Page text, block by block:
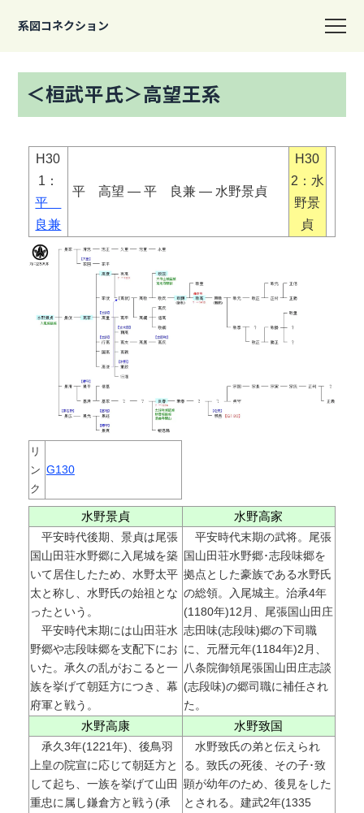
系図コネクション
＜桓武平氏＞高望王系
H30
1：
平
良兼
平 高望 ― 平 良兼 ― 水野景貞
H30
2：水
野景
貞
リ
ン
ク
G130
水野景貞
水野高家
平安時代後期、景貞は尾張
国山田荘水野郷に入尾城を築
いて居住したため、水野太平
太と称し、水野氏の始祖とな
ったという。
平安時代末期には山田荘水
野郷や志段味郷を支配下にお
いた。承久の乱がおこると一
族を挙げて朝廷方につき、幕
府軍と戦う。
平安時代末期の武将。尾張
国山田荘水野郷･志段味郷を
拠点とした豪族である水野氏
の総領。入尾城主。治承4年
(1180年)12月、尾張国山田庄
志田味(志段味)郷の下司職
に、元暦元年(1184年)2月、
八条院御領尾張国山田庄志談
(志段味)の郷司職に補任され
た。
水野高康
水野致国
承久3年(1221年)、後鳥羽
上皇の院宣に応じて朝廷方と
して起ち、一族を挙げて山田
重忠に属し鎌倉方と戦う(承
水野致氏の弟と伝えられ
る。致氏の死後、その子･致
顕が幼年のため、後見をした
とされる。建武2年(1335